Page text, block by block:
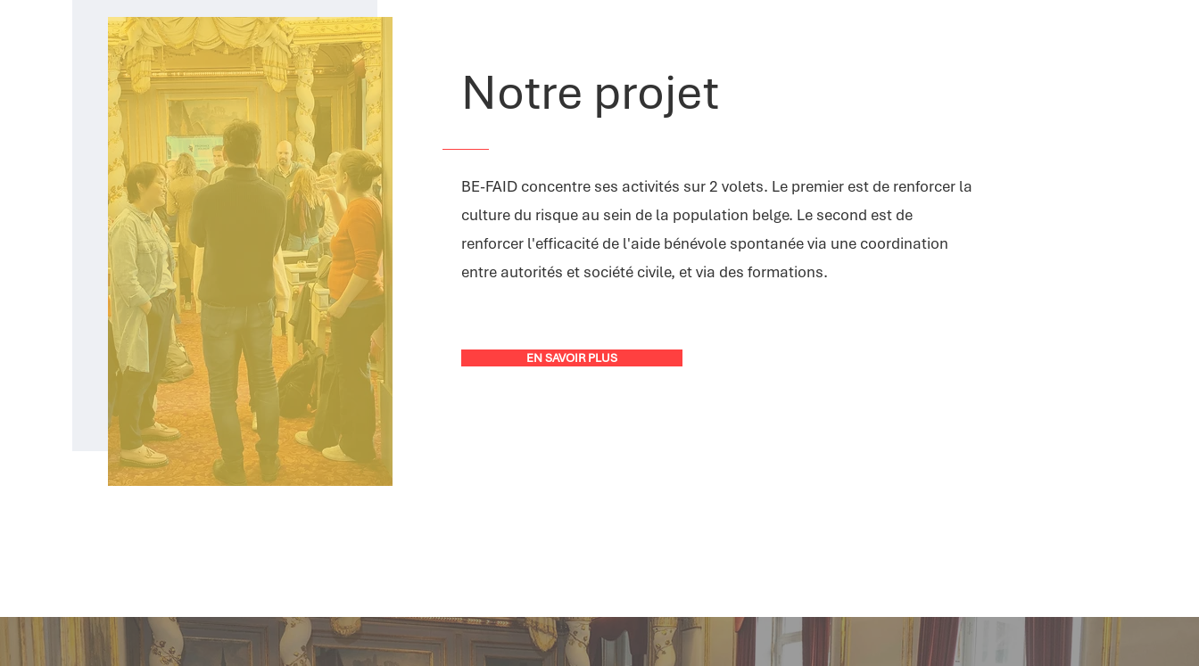
Notre projet
BE-FAID concentre ses activités sur 2 volets. Le premier est de renforcer la
culture du risque au sein de la population belge. Le second est de
renforcer l'efficacité de l'aide bénévole spontanée via une coordination
entre autorités et société civile, et via des formations.
EN SAVOIR PLUS